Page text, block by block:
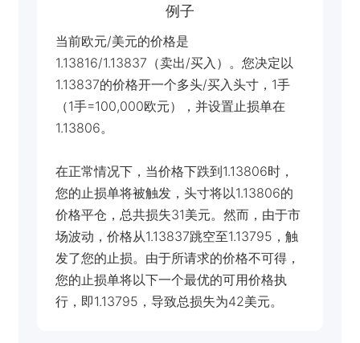
例子
当前欧元/美元的价格是
1.13816/1.13837（卖出/买入）。您决定以
1.13837的价格开一个多头/买入头寸，1手
（1手=100,000欧元），并设置止损单在
1.13806。
在正常情况下，当价格下跌到1.13806时，
您的止损单将被触发，头寸将以1.13806的
价格平仓，总共损失31美元。然而，由于市
场波动，价格从1.13837跳空至1.13795，触
发了您的止损。由于所请求的价格不可得，
您的止损单将以下一个最优的可用价格执
行，即1.13795，导致总损失为42美元。